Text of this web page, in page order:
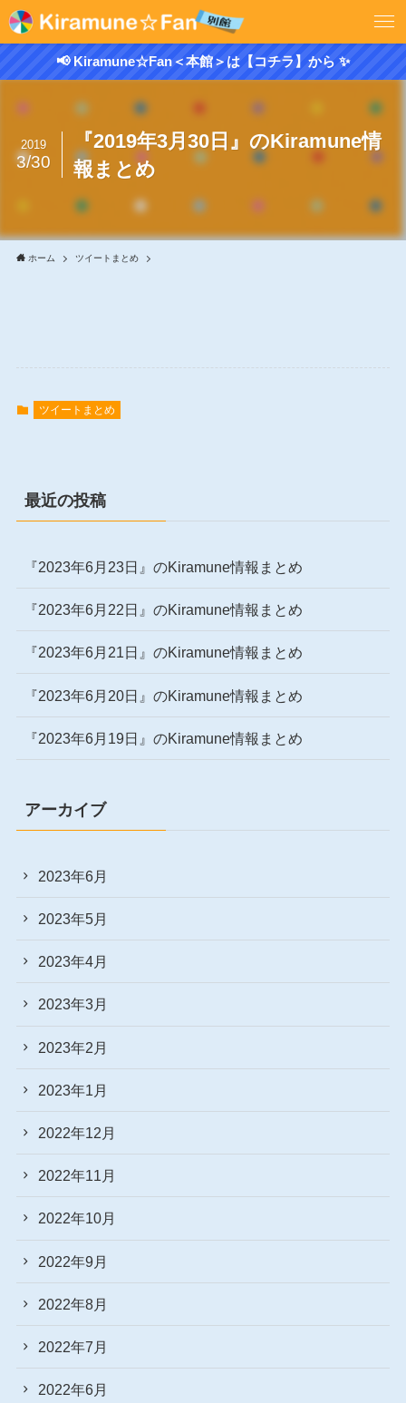
📢 Kiramune☆Fan＜本館＞は【コチラ】から ✨
『2019年3月30日』のKiramune情
報まとめ
2019
3/30
ホーム ツイートまとめ
ツイートまとめ
最近の投稿
『2023年6月23日』のKiramune情報まとめ
『2023年6月22日』のKiramune情報まとめ
『2023年6月21日』のKiramune情報まとめ
『2023年6月20日』のKiramune情報まとめ
『2023年6月19日』のKiramune情報まとめ
アーカイブ
2023年6月
2023年5月
2023年4月
2023年3月
2023年2月
2023年1月
2022年12月
2022年11月
2022年10月
2022年9月
2022年8月
2022年7月
2022年6月